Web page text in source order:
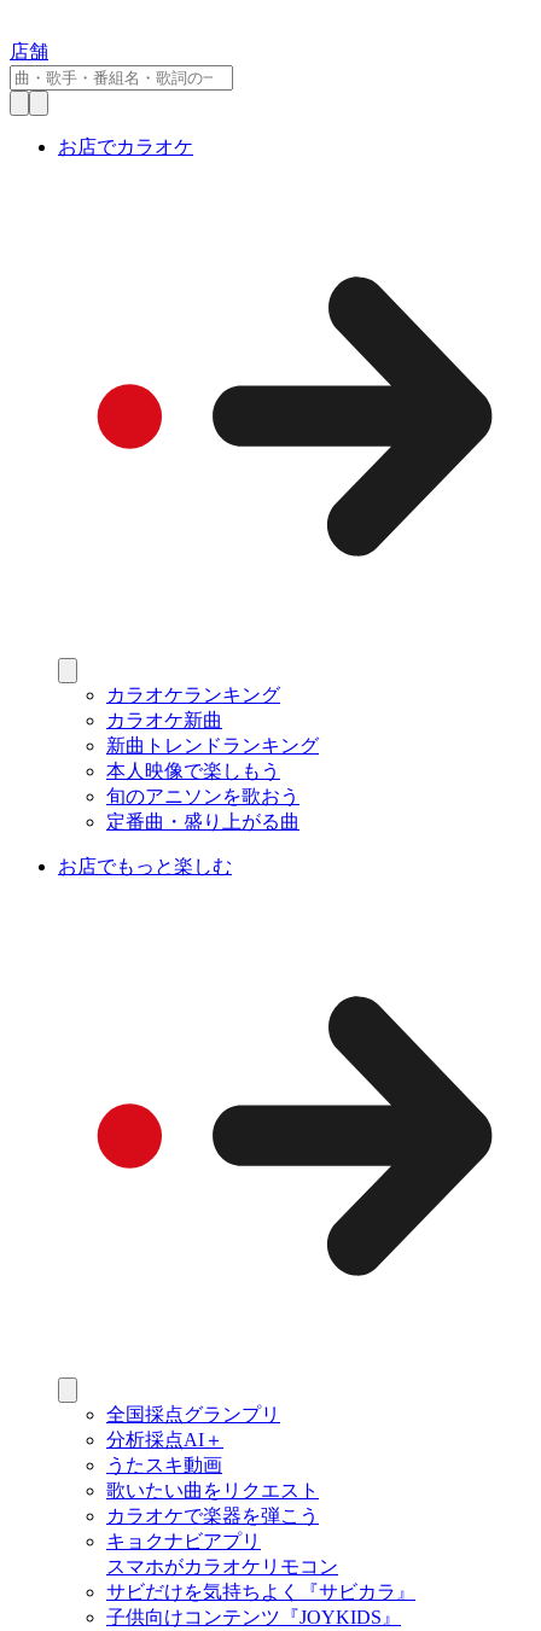
店舗
お店でカラオケ
カラオケランキング
カラオケ新曲
新曲トレンドランキング
本人映像で楽しもう
旬のアニソンを歌おう
定番曲・盛り上がる曲
お店でもっと楽しむ
全国採点グランプリ
分析採点AI＋
うたスキ動画
歌いたい曲をリクエスト
カラオケで楽器を弾こう
キョクナビアプリ
スマホがカラオケリモコン
サビだけを気持ちよく『サビカラ』
子供向けコンテンツ『JOYKIDS』